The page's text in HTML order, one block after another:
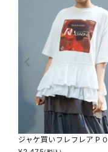
ジャケ買いフレフレアＰＯ